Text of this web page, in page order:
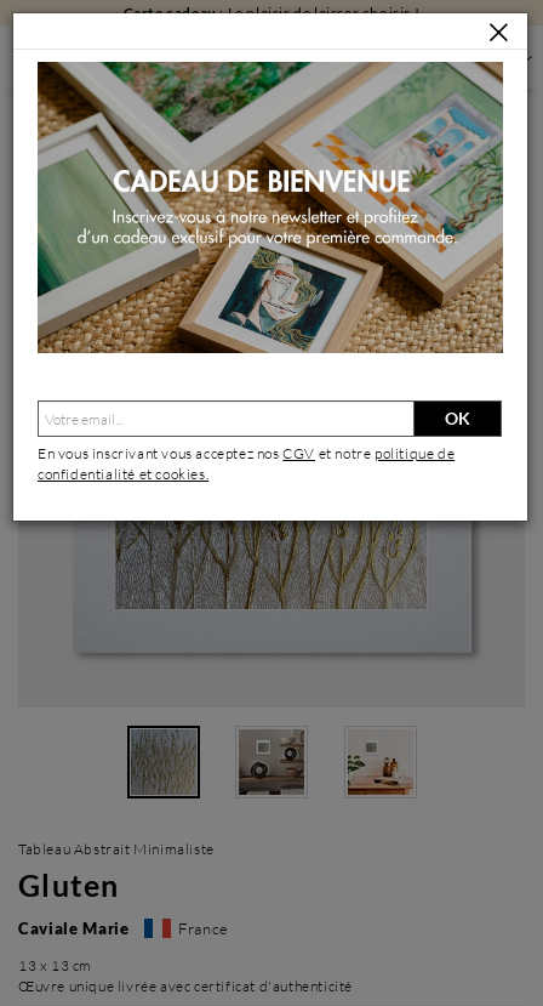
Carte cadeau: Le plaisir de laisser choisir !
PEINTURES PEINTURES PAR FORMAT PEINTURES PETIT FORMAT GLUTEN
Peinture Gluten par Caviale Marie | Tableau Abstrait
Minimaliste
Tableau Abstrait Minimaliste
Gluten
Caviale Marie France
13 x 13 cm
Œuvre unique livrée avec certificat d'authenticité
OK
En vous inscrivant vous acceptez nosCGV et notre politique de
confidentialité et cookies.